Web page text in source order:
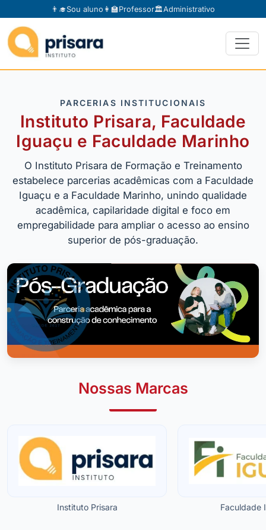
👨‍🎓Sou aluno 👩‍🏫Professor🏛️Administrativo
PARCERIAS INSTITUCIONAIS
Instituto Prisara, Faculdade
Iguaçu e Faculdade Marinho
O Instituto Prisara de Formação e Treinamento
estabelece parcerias acadêmicas com a Faculdade
Iguaçu e a Faculdade Marinho, unindo qualidade
acadêmica, capilaridade digital e foco em
empregabilidade para ampliar o acesso ao ensino
superior de pós-graduação.
Nossas Marcas
Instituto Prisara Faculdade